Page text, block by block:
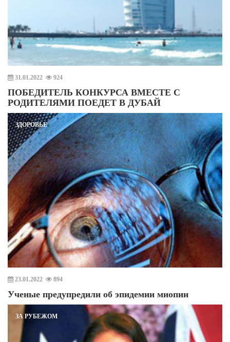
31.01.2022 924
ПОБЕДИТЕЛЬ КОНКУРСА ВМЕСТЕ С
РОДИТЕЛЯМИ ПОЕДЕТ В ДУБАЙ
ЗДОРОВЬЕ
23.01.2022 894
Ученые предупредили об эпидемии миопии
ЗА РУБЕЖОМ